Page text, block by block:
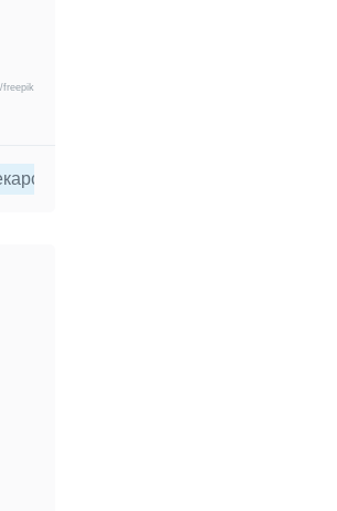
freepik